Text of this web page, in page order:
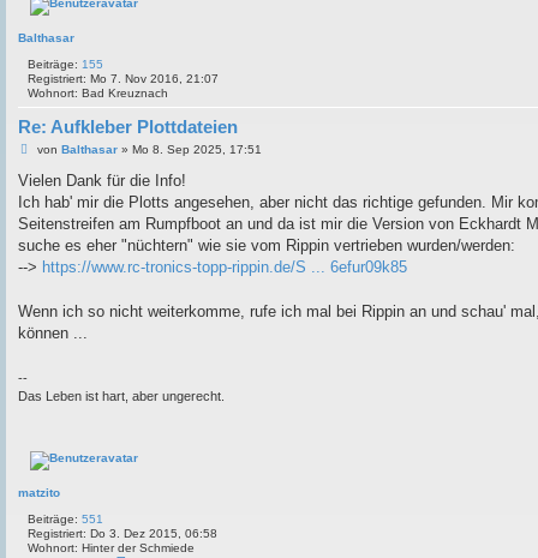
Balthasar
Beiträge: 155
Registriert: Mo 7. Nov 2016, 21:07
Wohnort: Bad Kreuznach
Re: Aufkleber Plottdateien
B
i
r
a
von Balthasar» Mo 8. Sep 2025, 17:51
Vielen Dank für die Info!
Ich hab' mir die Plotts angesehen, aber nicht das richtige gefunden. Mir
Seitenstreifen am Rumpfboot an und da ist mir die Version von Eckhardt
suche es eher "nüchtern" wie sie vom Rippin vertrieben wurden/werden:
--> https://www.rc-tronics-topp-rippin.de/S ... 6efur09k85
Wenn ich so nicht weiterkomme, rufe ich mal bei Rippin an und schau'
können ...
--
Das Leben ist hart, aber ungerecht.
matzito
Beiträge: 551
Registriert: Do 3. Dez 2015, 06:58
Wohnort: Hinter der Schmiede